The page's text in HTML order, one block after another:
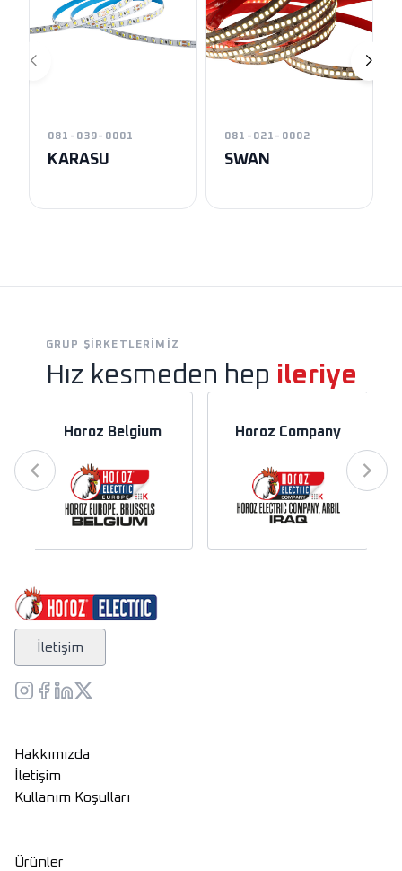
081-039-0001
KARASU
081-021-0002
SWAN
GRUP ŞIRKETLERIMIZ
Hız kesmeden hep ileriye
Horoz Belgium Horoz Company
İletişim
Hakkımızda
İletişim
Kullanım Koşulları
Ürünler